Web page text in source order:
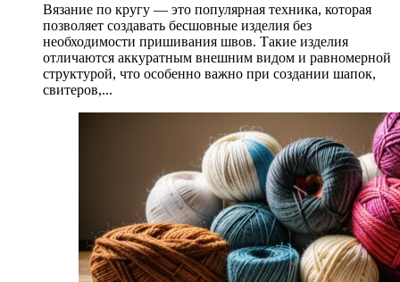
Вязание по кругу — это популярная техника, которая
позволяет создавать бесшовные изделия без
необходимости пришивания швов. Такие изделия
отличаются аккуратным внешним видом и равномерной
структурой, что особенно важно при создании шапок,
свитеров,...